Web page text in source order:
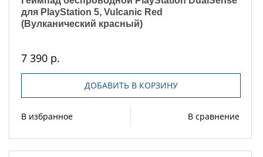
для PlayStation 5, Vulcanic Red
(Вулканический красный)
7 390 р.
ДОБАВИТЬ В КОРЗИНУ
В избранное В сравнение